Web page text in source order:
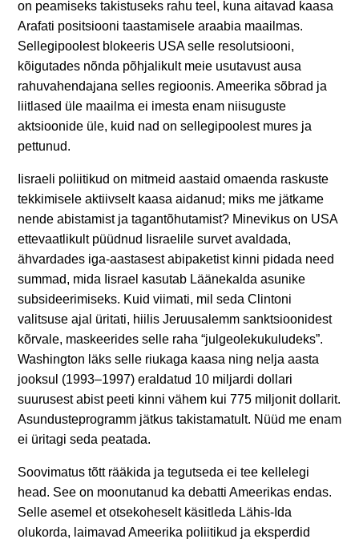
on peamiseks takistuseks rahu teel, kuna aitavad kaasa
Arafati positsiooni taastamisele araabia maailmas.
Sellegipoolest blokeeris USA selle resolutsiooni,
kõigutades nõnda põhjalikult meie usutavust ausa
rahuvahendajana selles regioonis. Ameerika sõbrad ja
liitlased üle maailma ei imesta enam niisuguste
aktsioonide üle, kuid nad on sellegipoolest mures ja
pettunud.
Iisraeli poliitikud on mitmeid aastaid omaenda raskuste
tekkimisele aktiivselt kaasa aidanud; miks me jätkame
nende abistamist ja tagantõhutamist? Minevikus on USA
ettevaatlikult püüdnud Iisraelile survet avaldada,
ähvardades iga-aastasest abipaketist kinni pidada need
summad, mida Iisrael kasutab Läänekalda asunike
subsideerimiseks. Kuid viimati, mil seda Clintoni
valitsuse ajal üritati, hiilis Jeruusalemm sanktsioonidest
kõrvale, maskeerides selle raha “julgeolekukuludeks”.
Washington läks selle riukaga kaasa ning nelja aasta
jooksul (1993–1997) eraldatud 10 miljardi dollari
suurusest abist peeti kinni vähem kui 775 miljonit dollarit.
Asundusteprogramm jätkus takistamatult. Nüüd me enam
ei üritagi seda peatada.
Soovimatus tõtt rääkida ja tegutseda ei tee kellelegi
head. See on moonutanud ka debatti Ameerikas endas.
Selle asemel et otsekoheselt käsitleda Lähis-Ida
olukorda, laimavad Ameerika poliitikud ja eksperdid